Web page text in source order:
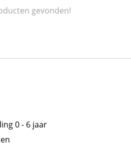
gevonden!
0 - 6 jaar